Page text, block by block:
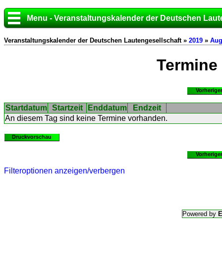
Menu - Veranstaltungskalender der Deutschen
Veranstaltungskalender der Deutschen Lautengesellschaft » 2019 »
Termine
Startdatum Startzeit Enddatum
Endzeit
An diesem Tag sind keine Termine vorhanden.
Druckvorschau
Filteroptionen anzeigen/verbergen
Powered by